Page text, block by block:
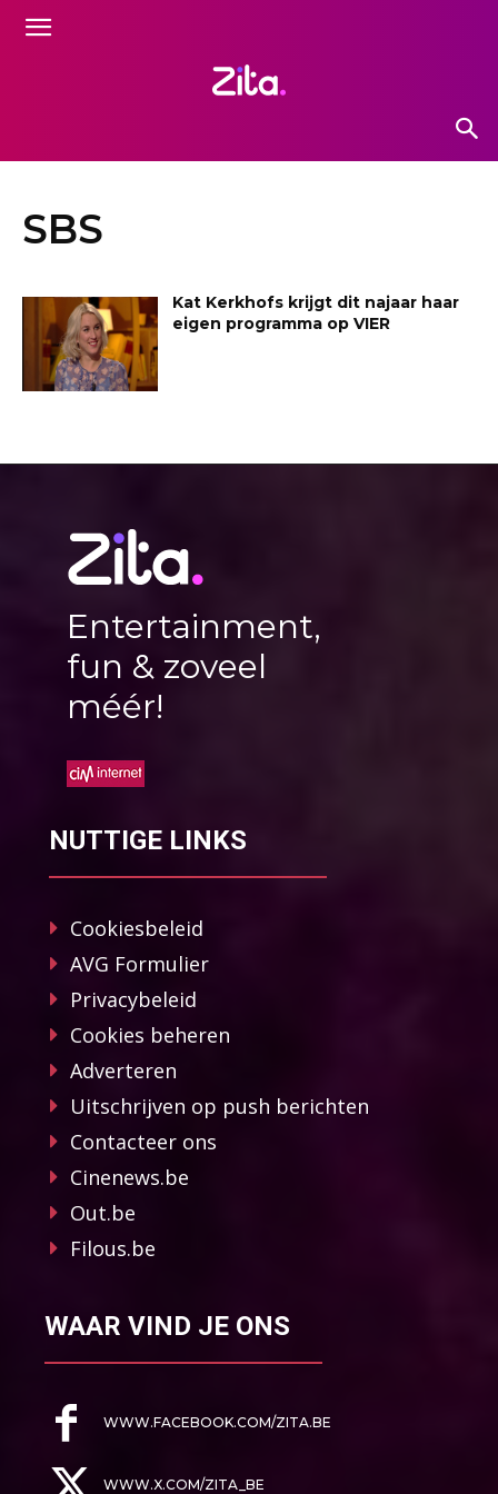
SBS
Kat Kerkhofs krijgt dit najaar haar
eigen programma op VIER
Entertainment,
fun & zoveel
méér!
NUTTIGE LINKS
Cookiesbeleid
AVG Formulier
Privacybeleid
Cookies beheren
Adverteren
Uitschrijven op push berichten
Contacteer ons
Cinenews.be
Out.be
Filous.be
WAAR VIND JE ONS
WWW.FACEBOOK.COM/ZITA.BE
WWW.X.COM/ZITA_BE